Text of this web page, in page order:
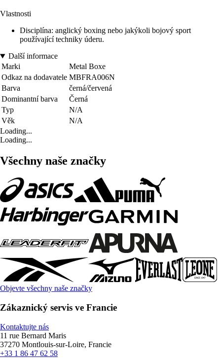
Vlastnosti
Disciplína: anglický boxing nebo jakýkoli bojový sport
používající techniky úderu.
Další informace
Marki
Metal Boxe
Odkaz na dodavatele MBFRA006N
Barva
černá/červená
Dominantní barva
Černá
Typ
N/A
Věk
N/A
Loading...
Loading...
Všechny naše značky
Objevte všechny naše značky
Zákaznický servis ve Francie
Kontaktujte nás
11 rue Bernard Maris
37270 Montlouis-sur-Loire, Francie
+33 1 86 47 62 58